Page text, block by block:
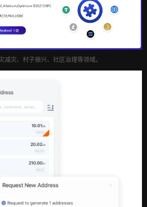
减灾、村子振兴、社区治理等领域。